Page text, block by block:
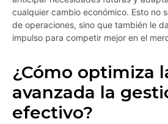
cualquier cambio económico. Esto no
de operaciones, sino que también le
impulso para competir mejor en el
¿Cómo optimiza
avanzada la
efectivo?